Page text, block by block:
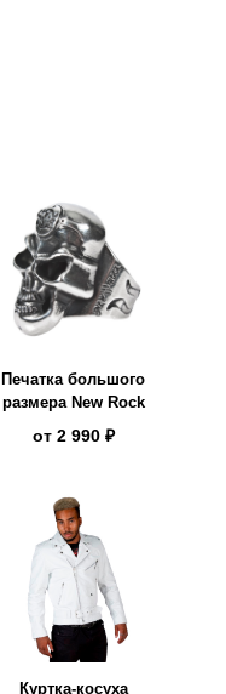
Печатка большого
размера New Rock
от 2 990 ₽
Куртка-косуха